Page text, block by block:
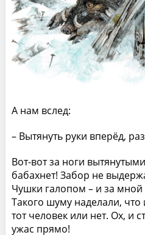
А нам вслед:
– Вытянуть руки вперёд,
Вот-вот за ноги
бабахнет! Забор не
Чушки галопом – и за мной
Такого шуму наделали, что
тот человек или нет. Ох, и
ужас прямо!